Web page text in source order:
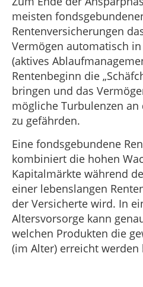
meisten
Rentenversicherungen
Vermögen automatisch
(aktives
Rentenbeginn die
bringen und das
mögliche Turbulenzen
zu gefährden.
Eine fondsgebundene
kombiniert die hohen
Kapitalmärkte während
einer lebenslangen
der Versicherte wird. In
Altersvorsorge kann
welchen Produkten die
(im Alter) erreicht werden